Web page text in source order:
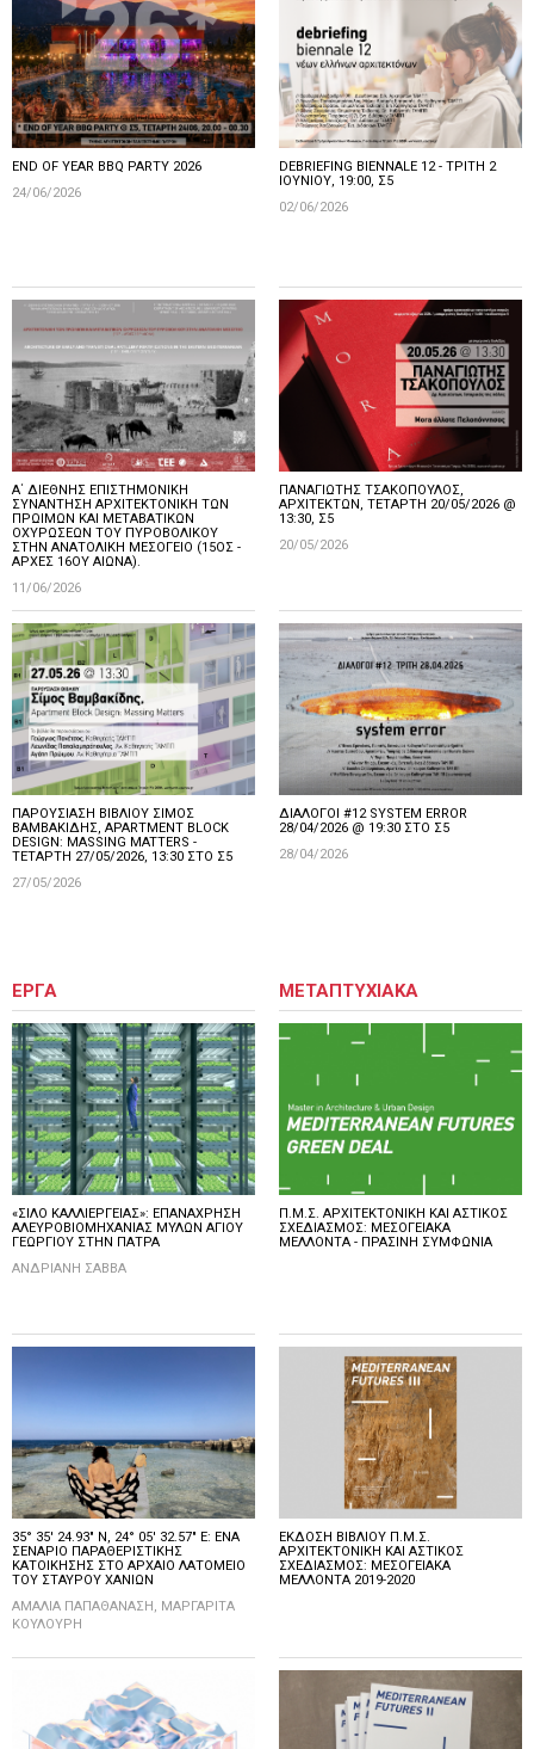
END OF YEAR BBQ PARTY 2026
24/06/2026
Α΄ ΔΙΕΘΝΗΣ ΕΠΙΣΤΗΜΟΝΙΚΗ
ΣΥΝΑΝΤΗΣΗ ΑΡΧΙΤΕΚΤΟΝΙΚΗ ΤΩΝ
ΠΡΩΙΜΩΝ ΚΑΙ ΜΕΤΑΒΑΤΙΚΩΝ
ΟΧΥΡΩΣΕΩΝ ΤΟΥ ΠΥΡΟΒΟΛΙΚΟΥ
ΣΤΗΝ ΑΝΑΤΟΛΙΚΗ ΜΕΣΟΓΕΙΟ (15ΟΣ -
ΑΡΧΕΣ 16ΟΥ ΑΙΩΝΑ).
11/06/2026
ΠΑΡΟΥΣΙΑΣΗ ΒΙΒΛΙΟΥ ΣΙΜΟΣ
ΒΑΜΒΑΚΙΔΗΣ, APARTMENT BLOCK
DESIGN: MASSING MATTERS -
ΤΕΤΑΡΤΗ 27/05/2026, 13:30 ΣΤΟ Σ5
27/05/2026
DEBRIEFING BIENNALE 12 - ΤΡΙΤΗ 2
ΙΟΥΝΙΟΥ, 19:00, Σ5
02/06/2026
ΠΑΝΑΓΙΩΤΗΣ ΤΣΑΚΟΠΟΥΛΟΣ,
ΑΡΧΙΤΕΚΤΩΝ, ΤΕΤΑΡΤΗ 20/05/2026 @
13:30, Σ5
20/05/2026
ΔΙΑΛΟΓΟΙ #12 SYSTEM ERROR
28/04/2026 @ 19:30 ΣΤΟ Σ5
28/04/2026
ΕΡΓΑ
«ΣΙΛΟ ΚΑΛΛΙΕΡΓΕΙΑΣ»: ΕΠΑΝΑΧΡΗΣΗ
ΑΛΕΥΡΟΒΙΟΜΗΧΑΝΙΑΣ ΜΥΛΩΝ ΑΓΙΟΥ
ΓΕΩΡΓΙΟΥ ΣΤΗΝ ΠΑΤΡΑ
ΑΝΔΡΙΑΝΗ ΣΑΒΒΑ
35° 35′ 24.93″ N, 24° 05′ 32.57″ E: ΕΝΑ
ΣΕΝΑΡΙΟ ΠΑΡΑΘΕΡΙΣΤΙΚΗΣ
ΚΑΤΟΙΚΗΣΗΣ ΣΤΟ ΑΡΧΑΙΟ ΛΑΤΟΜΕΙΟ
ΤΟΥ ΣΤΑΥΡΟΥ ΧΑΝΙΩΝ
ΑΜΑΛΙΑ ΠΑΠΑΘΑΝΑΣΗ, ΜΑΡΓΑΡΙΤΑ
ΚΟΥΛΟΥΡΗ
ΜΕΤΑΠΤΥΧΙΑΚΑ
Π.Μ.Σ. ΑΡΧΙΤΕΚΤΟΝΙΚΗ ΚΑΙ ΑΣΤΙΚΟΣ
ΣΧΕΔΙΑΣΜΟΣ: ΜΕΣΟΓΕΙΑΚΑ
ΜΕΛΛΟΝΤΑ - ΠΡΑΣΙΝΗ ΣΥΜΦΩΝΙΑ
ΕΚΔΟΣΗ ΒΙΒΛΙΟΥ Π.Μ.Σ.
ΑΡΧΙΤΕΚΤΟΝΙΚΗ ΚΑΙ ΑΣΤΙΚΟΣ
ΣΧΕΔΙΑΣΜΟΣ: ΜΕΣΟΓΕΙΑΚΑ
ΜΕΛΛΟΝΤΑ 2019-2020